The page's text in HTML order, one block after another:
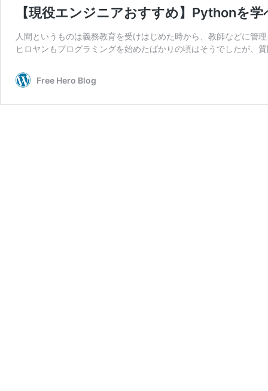
【現役エンジニアおすすめ】Pythonを
人間というものは義務教育を受けはじめた時から、教師などに管
ヒロヤンもプログラミングを始めたばかりの頃はそうでしたが、
Free Hero Blog